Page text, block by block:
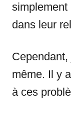
simplement
dans leur
Cependant,
même. Il y
à ces